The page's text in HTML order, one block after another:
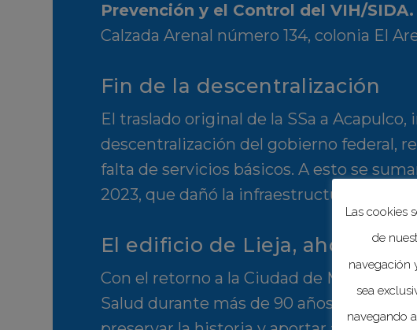
Prevención y el Control del VIH/SIDA.
Calzada Arenal número 134, colonia El
Fin de la descentralización
El traslado original de la SSa a
descentralización del gobierno federal,
falta de servicios básicos. A esto se
2023, que dañó la infraestructura en la
El edificio de Lieja, ahora
Con el retorno a la Ciudad de México,
Salud durante más de 90 años, será
Las cookies
de
navegación
sea
navegando